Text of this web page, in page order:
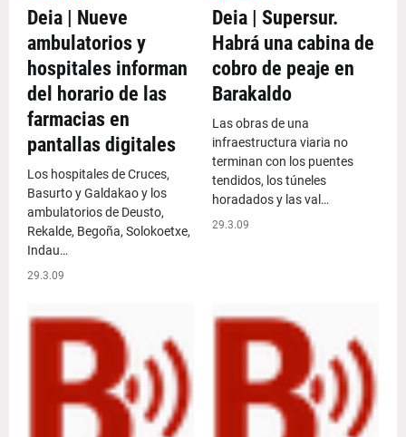
Deia | Nueve
ambulatorios y
hospitales informan
del horario de las
farmacias en
pantallas digitales
Los hospitales de Cruces,
Basurto y Galdakao y los
ambulatorios de Deusto,
Rekalde, Begoña, Solokoetxe,
Indau…
29.3.09
Deia | Supersur.
Habrá una cabina de
cobro de peaje en
Barakaldo
Las obras de una
infraestructura viaria no
terminan con los puentes
tendidos, los túneles
horadados y las val…
29.3.09